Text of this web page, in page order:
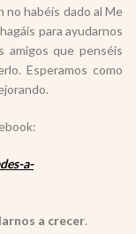
no habéis dado al Me
para ayudarnos
amigos que penséis
Esperamos como
a-
a crecer.